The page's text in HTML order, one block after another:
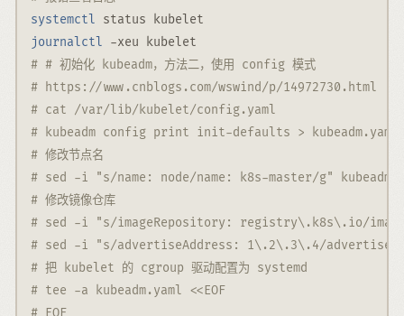
systemctl status kubelet
journalctl
-xeu kubelet
# # 初始化 kubeadm，方法二，使用 config 模式
# https://www.cnblogs.com/wswind/p/14972730.html
# cat /var/lib/kubelet/config.yaml
# kubeadm config print init-defaults > kubeadm.yaml
# 修改节点名
# sed -i "s/name: node/name: k8s-master/g"
# 修改镜像仓库
# sed -i "s/imageRepository: registry\.k8s\.io/
# sed -i "s/advertiseAddress: 1\.2\.3\.4/
# 把 kubelet 的 cgroup 驱动配置为 systemd
# tee -a kubeadm.yaml <<EOF